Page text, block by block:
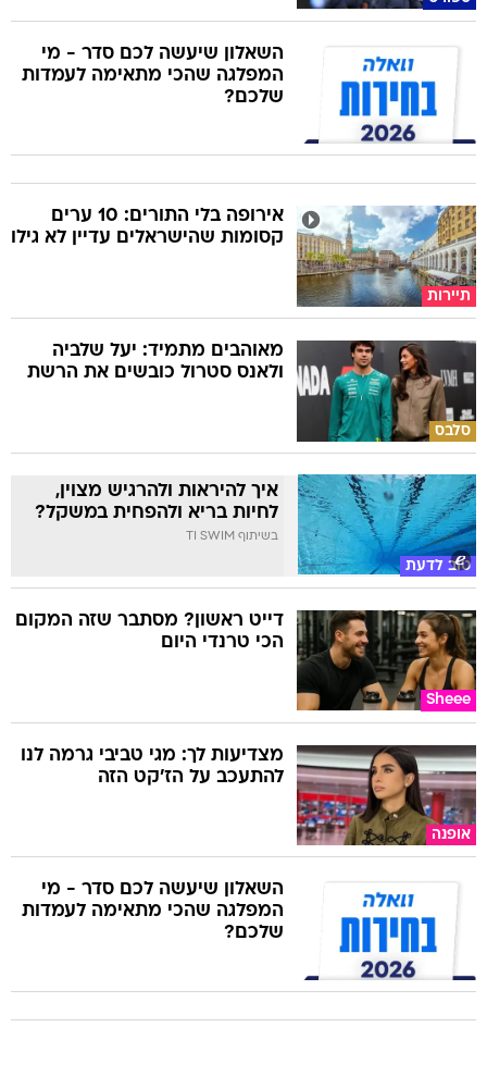
השאלון שיעשה לכם סדר - מי
המפלגה שהכי מתאימה לעמדות
שלכם?
תיירות
אירופה בלי התורים: 10 ערים
קסומות שהישראלים עדיין לא גילו
סלבס
מאוהבים מתמיד: יעל שלביה
ולאנס סטרול כובשים את הרשת
טוב לדעת
איך להיראות ולהרגיש מצוין,
לחיות בריא ולהפחית במשקל?
בשיתוף TI SWIM
Sheee
דייט ראשון? מסתבר שזה המקום
הכי טרנדי היום
אופנה
מצדיעות לך: מגי טביבי גרמה לנו
להתעכב על הז'קט הזה
השאלון שיעשה לכם סדר - מי
המפלגה שהכי מתאימה לעמדות
שלכם?